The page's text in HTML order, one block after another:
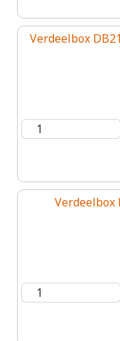
Verdeelbox
Verdeelbox